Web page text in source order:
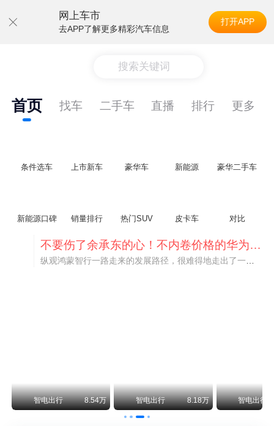
网上车市
去APP了解更多精彩汽车信息
打开APP
搜索关键词
首页 找车 二手车 直播 排行 更多
条件选车 上市新车 豪华车 新能源 豪华二手车
新能源口碑 销量排行 热门SUV 皮卡车 对比
不要伤了余承东的心！不内卷价格的华为，弥足珍贵！
智电出行 8.54万 智电出行 8.18万 智电出行